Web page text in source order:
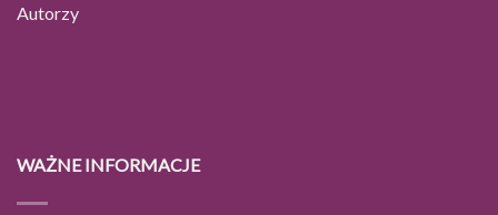
Autorzy
WAŻNE INFORMACJE